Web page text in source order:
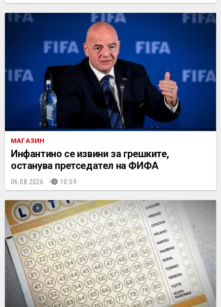
МАГАЗИН
Инфантино се извини за грешките,
останува претседател на ФИФА
06.08.2026. 10:59